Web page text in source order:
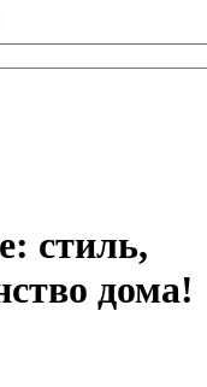
стиль,
дома!